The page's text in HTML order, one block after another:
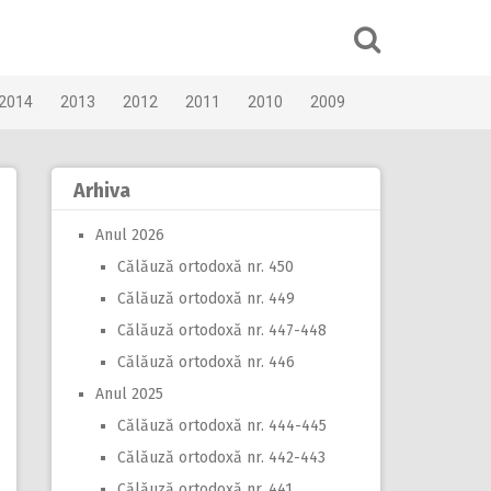
2013 2012 2011 2010 2009
Arhiva
Anul 2026
Călăuză ortodoxă nr. 450
Călăuză ortodoxă nr. 449
Călăuză ortodoxă nr. 447-448
Călăuză ortodoxă nr. 446
Anul 2025
Călăuză ortodoxă nr. 444-445
Călăuză ortodoxă nr. 442-443